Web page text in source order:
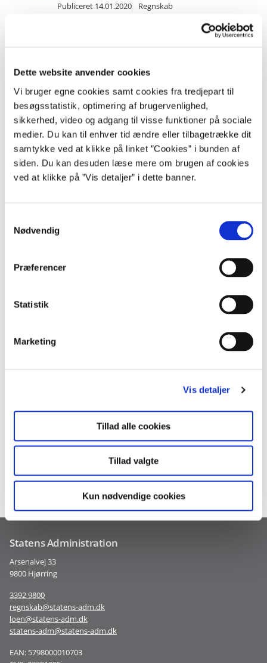
Dette website anvender cookies
Vi bruger egne cookies samt cookies fra tredjepart til
besøgsstatistik, optimering af brugervenlighed,
sikkerhed, video og adgang til visse funktioner på sociale
medier. Du kan til enhver tid ændre eller tilbagetrække dit
samtykke ved at klikke på linket ”Cookies” i bunden af
siden. Du kan desuden læse mere om brugen af cookies
ved at klikke på ”Vis detaljer” i dette banner.
Nødvendig
Præferencer
Statistik
Marketing
Vis detaljer
Tillad alle cookies
Tillad valgte
Kun nødvendige cookies
Publiceret 14.01.2020
Regnskab
miniworkshop ”Byg en Robot” .
Publiceret 10.01.2020
Robotter
D. 21. november 2019 afholdte Statens Administration sammen
med UiPath en miniworkshop, hvor deltagerne havde
mulighed for at bygge deres egen minirobot
« 16 17 18 19 20 21 22 23
Søg
Statens Administration
Arsenalvej 33
9800 Hjørring
3392 9800
regnskab@statens-adm.dk
loen@statens-adm.dk
statens-adm@statens-adm.dk
EAN: 5798000010703